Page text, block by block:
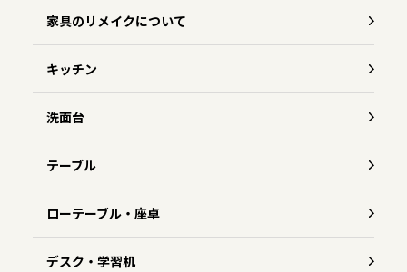
家具のリメイクについて
キッチン
洗面台
テーブル
ローテーブル・座卓
デスク・学習机